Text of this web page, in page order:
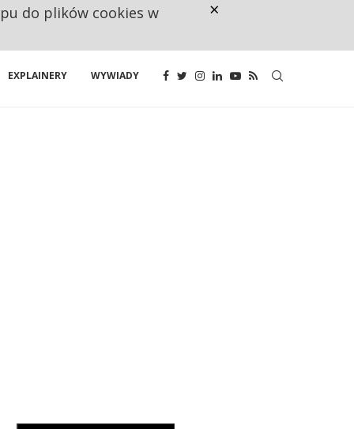
EXPLAINERY WYWIADY
do plików cookies w ×